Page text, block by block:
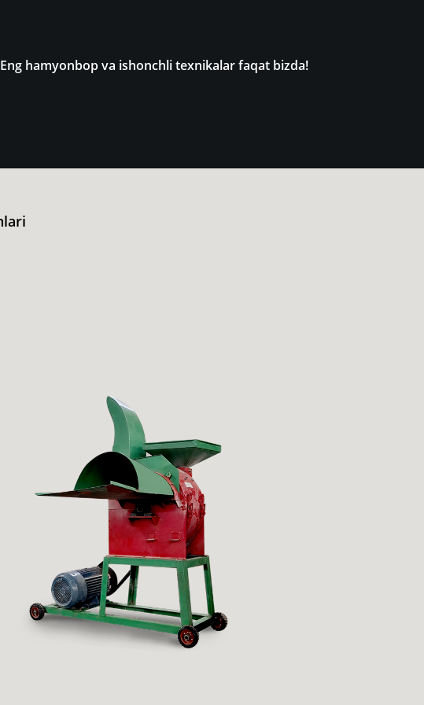
Eng hamyonbop va ishonchli texnikalar faqat bizda!